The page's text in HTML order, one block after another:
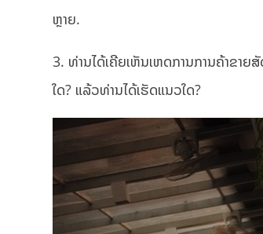
ຫຼາຍ.
3. ທ່ານໄດ້ເຄີຍເຫັນເຫດການການຄ້າຂາ
ໃດ? ແລ້ວທ່ານໄດ້ເຮັດແນວໃດ?